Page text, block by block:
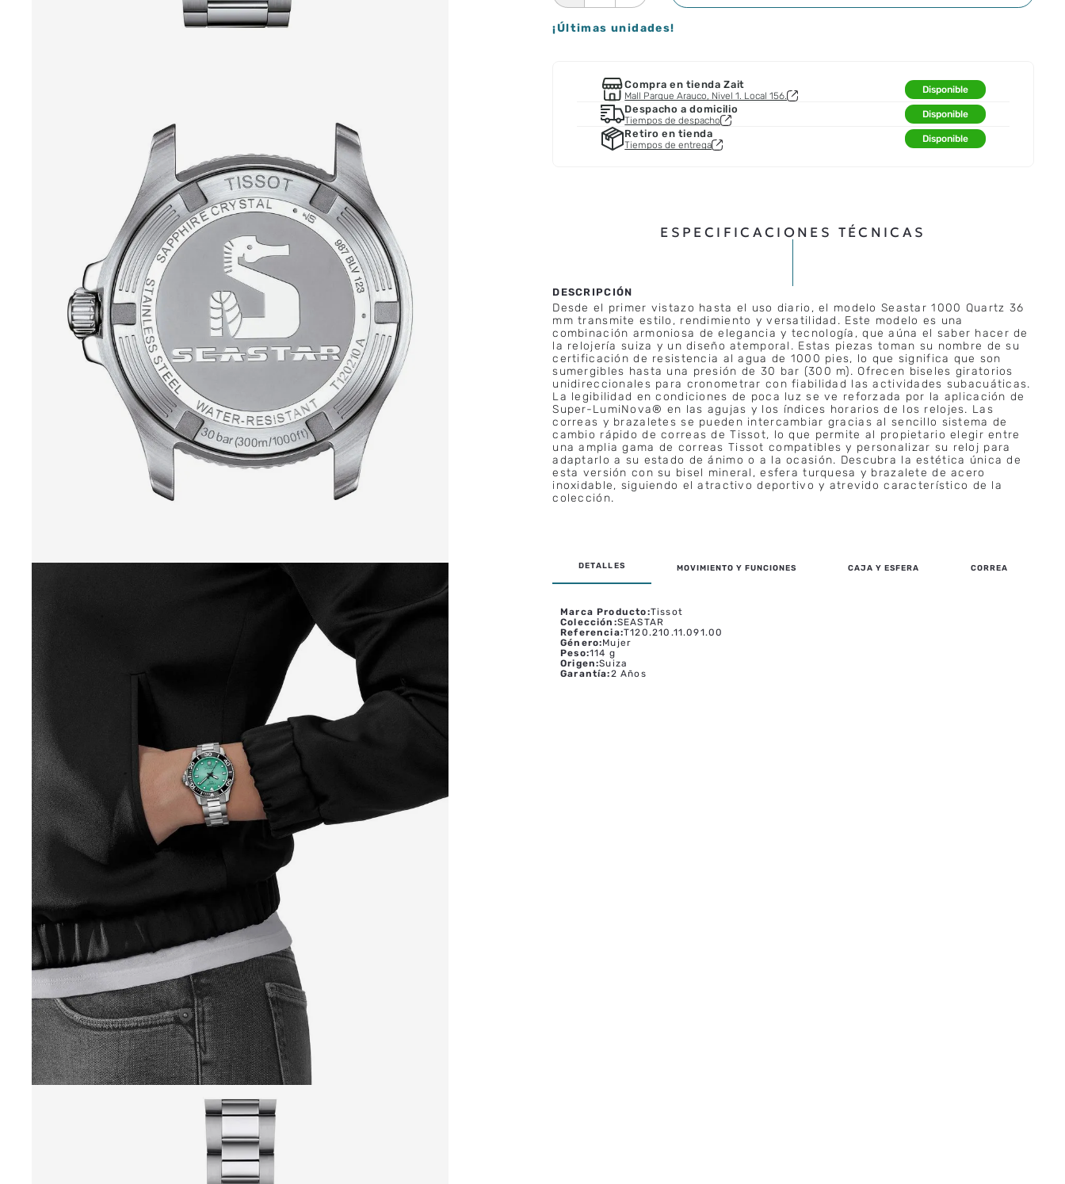
¡Últimas unidades!
Compra en tienda Zait
Mall Parque Arauco, Nivel 1. Local 156.
Disponible
Despacho a domicilio
Tiempos de despacho
Disponible
Retiro en tienda
Tiempos de entrega
Disponible
ESPECIFICACIONES TÉCNICAS
Desde el primer vistazo hasta el uso diario, el modelo Seastar 1000 Quartz 36
mm transmite estilo, rendimiento y versatilidad. Este modelo es una
combinación armoniosa de elegancia y tecnología, que aúna el saber hacer de
la relojería suiza y un diseño atemporal. Estas piezas toman su nombre de su
certificación de resistencia al agua de 1000 pies, lo que significa que son
sumergibles hasta una presión de 30 bar (300 m). Ofrecen biseles giratorios
unidireccionales para cronometrar con fiabilidad las actividades subacuáticas.
La legibilidad en condiciones de poca luz se ve reforzada por la aplicación de
Super-LumiNova® en las agujas y los índices horarios de los relojes. Las
correas y brazaletes se pueden intercambiar gracias al sencillo sistema de
cambio rápido de correas de Tissot, lo que permite al propietario elegir entre
una amplia gama de correas Tissot compatibles y personalizar su reloj para
adaptarlo a su estado de ánimo o a la ocasión. Descubra la estética única de
esta versión con su bisel mineral, esfera turquesa y brazalete de acero
inoxidable, siguiendo el atractivo deportivo y atrevido característico de la
colección.
MOVIMIENTO Y FUNCIONES CAJA Y ESFERA CORREA
Marca Producto:Tissot
Colección :SEASTAR
Referencia:T120.210.11.091.00
Género:Mujer
Peso:114 g
Origen:Suiza
Garantía:2 Años